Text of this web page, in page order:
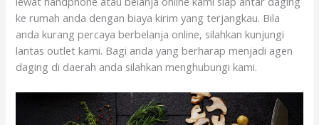
ke rumah anda dengan biaya kirim yang terjangkau. Bila
anda kurang percaya berbelanja online, silahkan kunjungi
lantas outlet kami. Bagi anda yang berharap menjadi agen
daging di daerah anda silahkan menghubungi kami.